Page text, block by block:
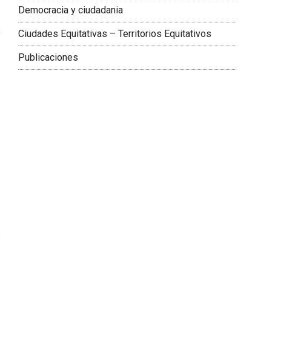
Democracia y ciudadania
Ciudades Equitativas – Territorios Equitativos
Publicaciones